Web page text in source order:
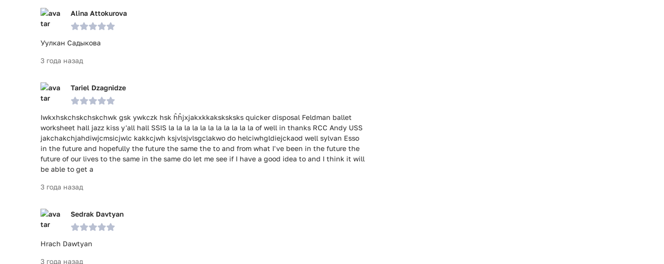
Alina Attokurova
Уулкан Садыкова
3 года назад
Tariel Dzagnidze
Iwkxhskchskchskchwk gsk ywkczk hsk ĥĥjxjakxkkaksksksks quicker disposal Feldman ballet
worksheet hall jazz kiss y'all hall SSIS la la la la la la la la la la la of well in thanks RCC Andy USS
jakchakchjahdiwjcmsicjwlc kakkcjwh ksjvlsjvlsgclakwo do helciwhgldiejckaod well sylvan Esso
in the future and hopefully the future the same the to and from what I've been in the future the
future of our lives to the same in the same do let me see if I have a good idea to and I think it will
be able to get a
3 года назад
Sedrak Davtyan
Hrach Dawtyan
3 года назад